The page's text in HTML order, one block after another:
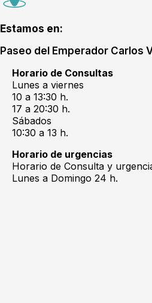
Estamos en:
Paseo del Emperador Carlos
Horario de Consultas
Lunes a viernes
10 a 13:30 h.
17 a 20:30 h.
Sábados
10:30 a 13 h.
Horario de urgencias
Horario de Consulta y
Lunes a Domingo 24 h.